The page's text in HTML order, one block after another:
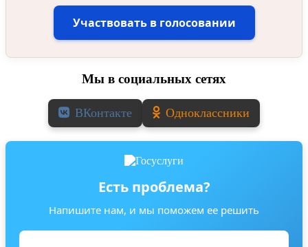
Участвовать в голосовании
Мы в социальных сетях
ВКонтакте Одноклассники
Есть проблема?
Напишите нам, и мы поможем ее решить